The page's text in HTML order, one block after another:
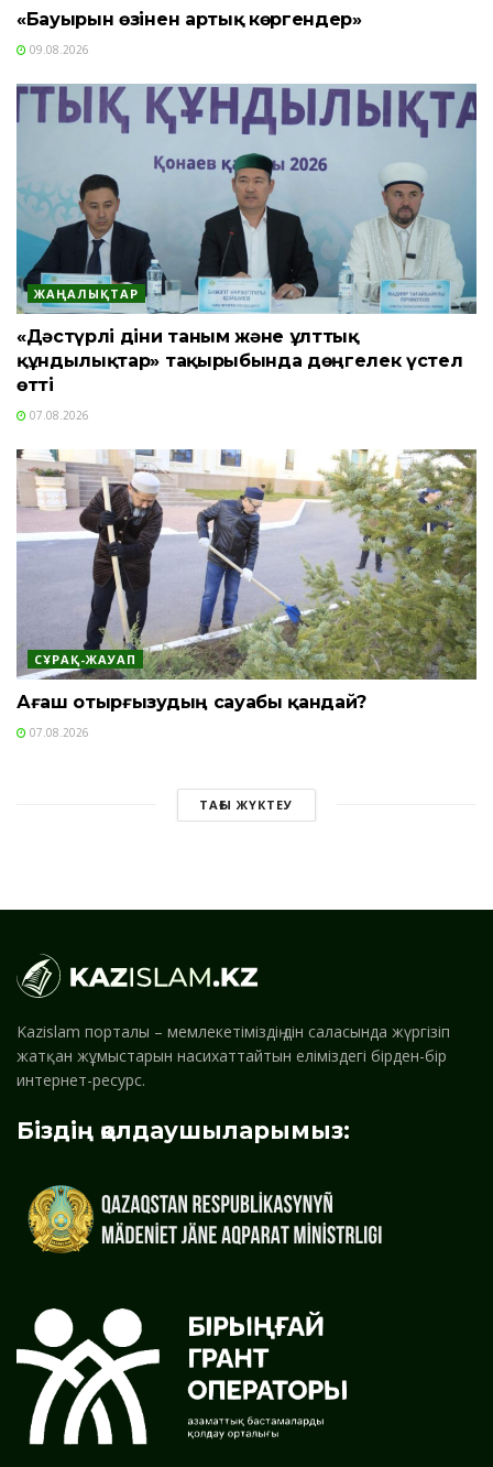
«Бауырын өзінен артық көргендер»
09.08.2026
ЖАҢАЛЫҚТАР
«Дәстүрлі діни таным және ұлттық
құндылықтар» тақырыбында дөңгелек үстел
өтті
07.08.2026
СҰРАҚ-ЖАУАП
Ағаш отырғызудың сауабы қандай?
07.08.2026
ТАҒЫ ЖҮКТЕУ
Kazislam порталы – мемлекетіміздің дін саласында жүргізіп
жатқан жұмыстарын насихаттайтын еліміздегі бірден-бір
интернет-ресурс.
Біздің қолдаушыларымыз: